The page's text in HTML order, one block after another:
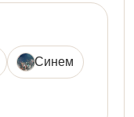
Синем